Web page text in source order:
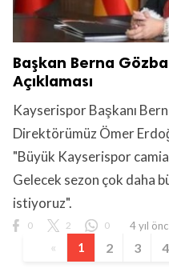
Başkan Berna
Açıklaması
Kayserispor Başkanı
Direktörümüz Ömer
"Büyük Kayserispor
Gelecek sezon çok daha
istiyoruz".
0 2 0 4 yıl
«
1 2 3 4